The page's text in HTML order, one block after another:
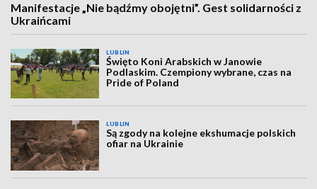
Manifestacje „Nie bądźmy obojętni”. Gest solidarności z
Ukraińcami
LUBLIN
Święto Koni Arabskich w Janowie
Podlaskim. Czempiony wybrane, czas na
Pride of Poland
LUBLIN
Są zgody na kolejne ekshumacje polskich
ofiar na Ukrainie